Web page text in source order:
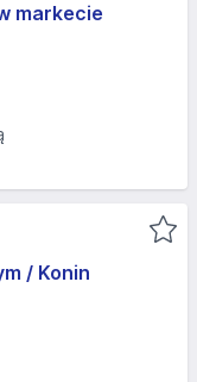
markecie
/ Konin